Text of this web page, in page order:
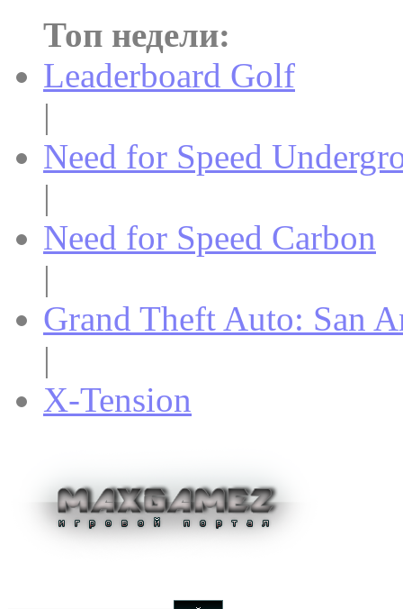
Топ недели:
Leaderboard Golf
|
Need for Speed
|
Need for Speed Carbon
|
Grand Theft Auto: San
|
X-Tension